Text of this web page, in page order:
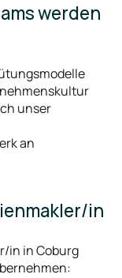
werden
unser
an
in
in in Coburg